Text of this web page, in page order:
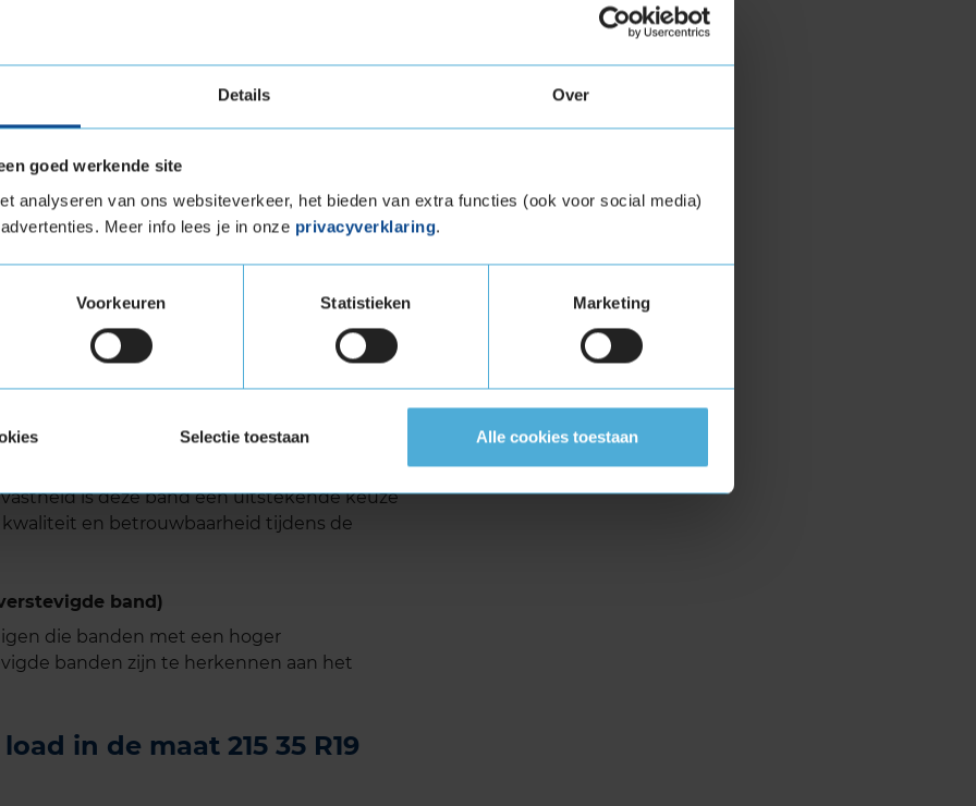
Details Over
goed werkende site
analyseren van ons websiteverkeer, het bieden van extra functies (ook voor social media)
Meer info lees je in onze privacyverklaring.
Voorkeuren Statistieken Marketing
Selectie toestaan Alle cookies toestaan
rijervaring.
G Fit EQ+ is ontworpen met duurzaamheid
levensduur van de band.
een focus op duurzaamheid. Volgens de
band een verwachte levensduur van
is dan gemiddeld, maar nog steeds als
de Laufenn G Fit EQ+ een stille rijervaring.
vermindert het rolgeluid, wat bijdraagt aan
als passagiers.
een betrouwbare en efficiënte zomerband die
als nat wegdek. Met verbeterde grip,
is deze band een uitstekende keuze
en betrouwbaarheid tijdens de
band)
die banden met een hoger
banden zijn te herkennen aan het
in de maat 215 35 R19